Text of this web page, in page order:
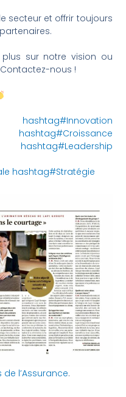
secteur et offrir toujours
sur notre vision ou
nous !
hashtag#Innovation
hashtag#Croissance
hashtag#Leadership
hashtag#Stratégie
de l’Assurance.